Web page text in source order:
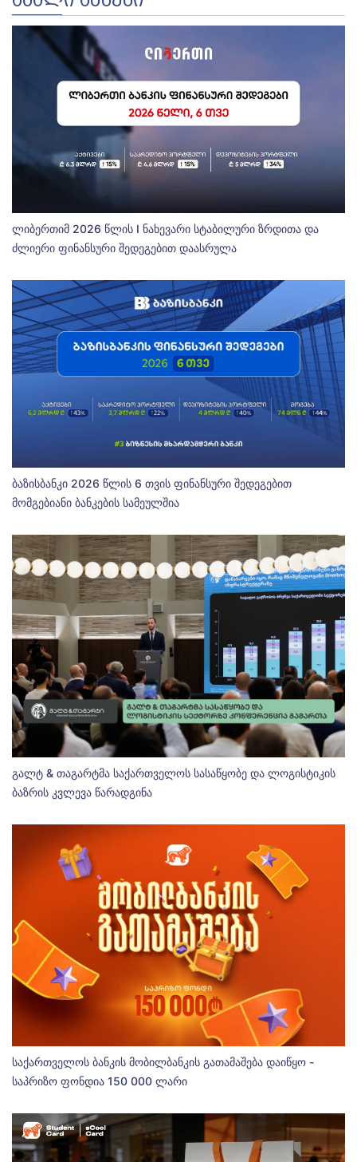
ლიბერთიმ 2026 წლის I ნახევარი სტაბილური ზრდითა და
ძლიერი ფინანსური შედეგებით დაასრულა
ბაზისბანკი 2026 წლის 6 თვის ფინანსური შედეგებით
მომგებიანი ბანკების სამეულშია
გალტ & თაგარტმა საქართველოს სასაწყობე და ლოგისტიკის
ბაზრის კვლევა წარადგინა
საქართველოს ბანკის მობილბანკის გათამაშება დაიწყო -
საპრიზო ფონდია 150 000 ლარი